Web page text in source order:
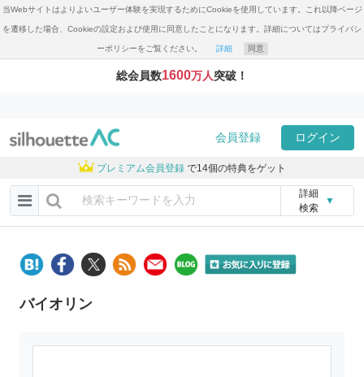
当Webサイトはよりよいユーザー体験を実現するためにCookieを使用しています。これ以降ページ
を遷移した場合、Cookieの設定および使用に同意したことになります。詳細についてはプライバシ
ーポリシーをご覧ください。 詳細 同意
総会員数1600万人突破！
会員登録 ログイン
プレミアム会員登録 で14個の特典をゲット
詳細
検索
▼
バイオリン